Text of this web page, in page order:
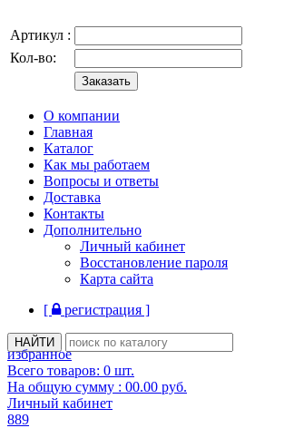
Артикул :
Кол-во:
О компании
Главная
Каталог
Как мы работаем
Вопросы и ответы
Доставка
Контакты
Дополнительно
Личный кабинет
Восстановление пароля
Карта сайта
[
регистрация ]
избранное
Всего товаров: 0 шт.
На общую сумму : 00.00 руб.
Личный кабинет
889